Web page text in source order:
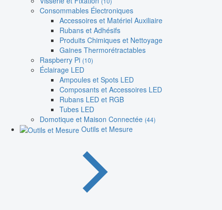
Consommables Électroniques
Accessoires et Matériel Auxiliaire
Rubans et Adhésifs
Produits Chimiques et Nettoyage
Gaines Thermorétractables
Raspberry Pi (10)
Éclairage LED
Ampoules et Spots LED
Composants et Accessoires LED
Rubans LED et RGB
Tubes LED
Domotique et Maison Connectée (44)
Outils et Mesure